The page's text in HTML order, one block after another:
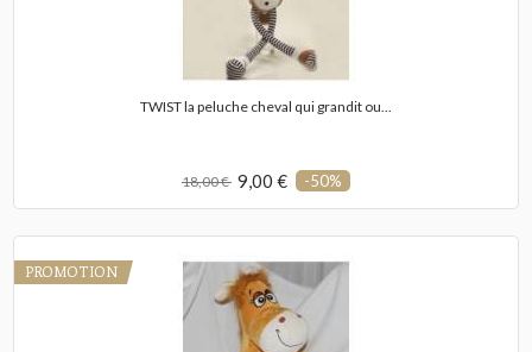
TWIST la peluche cheval qui grandit ou...
18,00 € 9,00 € -50%
PROMOTION